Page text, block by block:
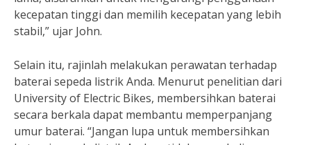
kecepatan tinggi dan memilih kecepatan yang lebih
stabil,” ujar John.
Selain itu, rajinlah melakukan perawatan terhadap
baterai sepeda listrik Anda. Menurut penelitian dari
University of Electric Bikes, membersihkan baterai
secara berkala dapat membantu memperpanjang
umur baterai. “Jangan lupa untuk membersihkan